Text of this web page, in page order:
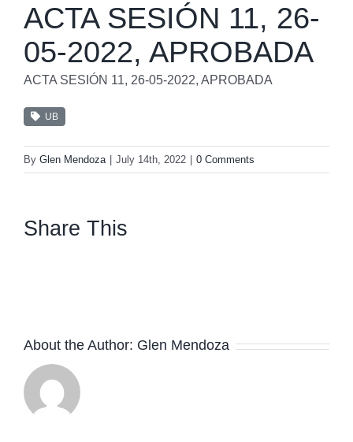
ACTA SESIÓN 11, 26-
05-2022, APROBADA
ACTA SESIÓN 11, 26-05-2022, APROBADA
UB
By Glen Mendoza July 14th, 2022 0 Comments
Share This
About the Author: Glen Mendoza